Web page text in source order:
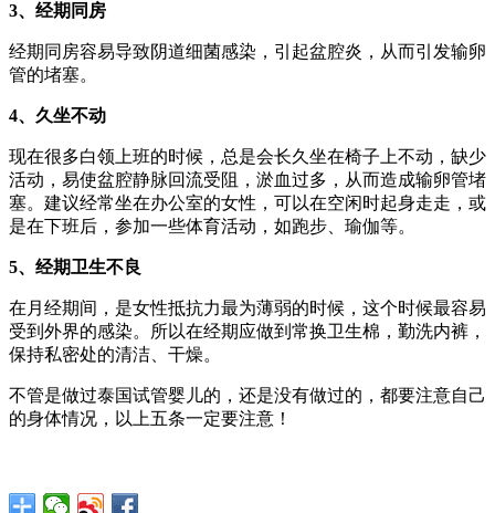
3、经期同房
经期同房容易导致阴道细菌感染，引起盆腔炎，从而引发输卵
管的堵塞。
4、久坐不动
现在很多白领上班的时候，总是会长久坐在椅子上不动，缺少
活动，易使盆腔静脉回流受阻，淤血过多，从而造成输卵管堵
塞。建议经常坐在办公室的女性，可以在空闲时起身走走，或
是在下班后，参加一些体育活动，如跑步、瑜伽等。
5、经期卫生不良
在月经期间，是女性抵抗力最为薄弱的时候，这个时候最容易
受到外界的感染。所以在经期应做到常换卫生棉，勤洗内裤，
保持私密处的清洁、干燥。
不管是做过泰国试管婴儿的，还是没有做过的，都要注意自己
的身体情况，以上五条一定要注意！